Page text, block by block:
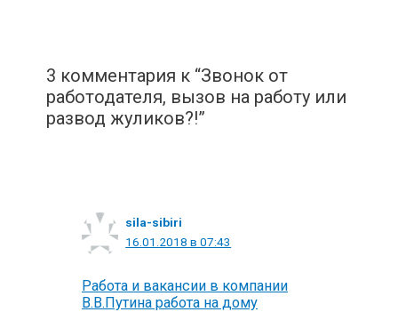
3 комментария к “Звонок от
работодателя, вызов на работу или
развод жуликов?!”
sila-sibiri
16.01.2018 в 07:43
Работа и вакансии в компании
В.В.Путина работа на дому